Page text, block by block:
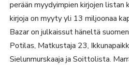
perään myydyimpien kirjojen listan
kirjoja on myyty yli 13 miljoonaa
Bazar on julkaissut häneltä
Potilas, Matkustaja 23,
Sielunmurskaaja ja Soittolista.